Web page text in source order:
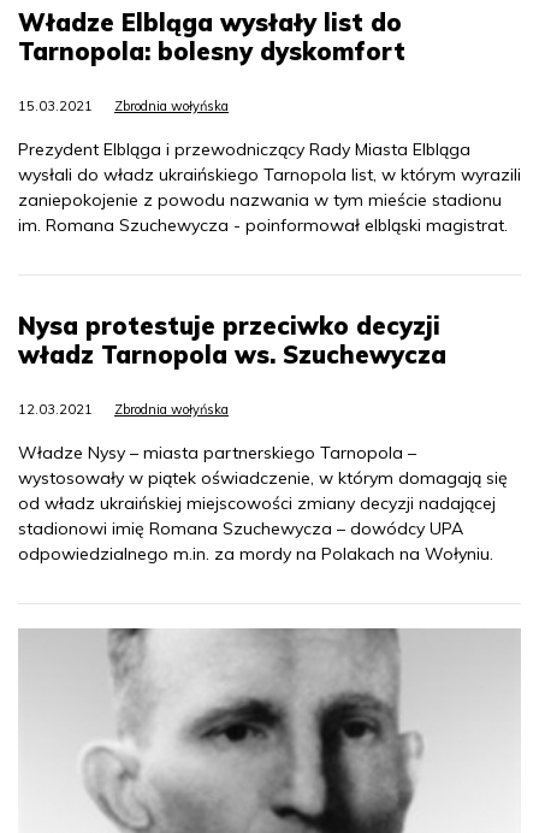
Władze Elbląga wysłały list do
Tarnopola: bolesny dyskomfort
15.03.2021 Zbrodnia wołyńska
Prezydent Elbląga i przewodniczący Rady Miasta Elbląga
wysłali do władz ukraińskiego Tarnopola list, w którym wyrazili
zaniepokojenie z powodu nazwania w tym mieście stadionu
im. Romana Szuchewycza - poinformował elbląski magistrat.
Nysa protestuje przeciwko decyzji
władz Tarnopola ws. Szuchewycza
12.03.2021 Zbrodnia wołyńska
Władze Nysy – miasta partnerskiego Tarnopola –
wystosowały w piątek oświadczenie, w którym domagają się
od władz ukraińskiej miejscowości zmiany decyzji nadającej
stadionowi imię Romana Szuchewycza – dowódcy UPA
odpowiedzialnego m.in. za mordy na Polakach na Wołyniu.